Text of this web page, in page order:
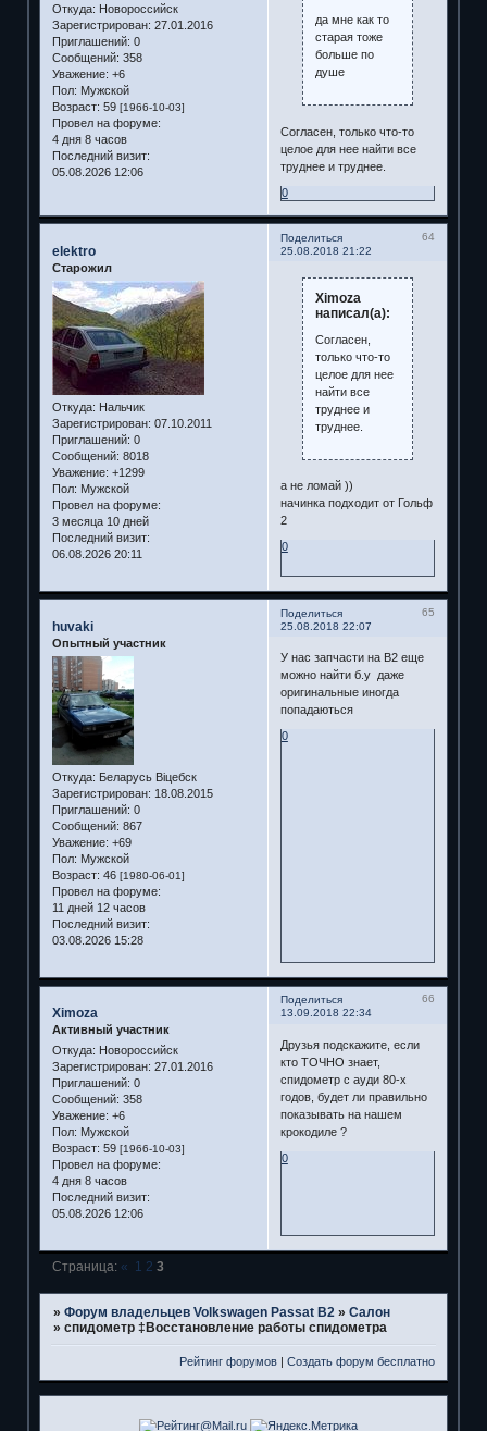
Откуда: Новороссийск
Зарегистрирован: 27.01.2016
Приглашений: 0
Сообщений: 358
Уважение: +6
Пол: Мужской
Возраст: 59 [1966-10-03]
Провел на форуме:
4 дня 8 часов
Последний визит:
05.08.2026 12:06
да мне как то
старая тоже
больше по
душе
Согласен, только что-то
целое для нее найти все
труднее и труднее.
0
Поделиться
64
25.08.2018 21:22
elektro
Старожил
Откуда: Нальчик
Зарегистрирован: 07.10.2011
Приглашений: 0
Сообщений: 8018
Уважение: +1299
Пол: Мужской
Провел на форуме:
3 месяца 10 дней
Последний визит:
06.08.2026 20:11
Ximoza
написал(а):
Согласен,
только что-то
целое для нее
найти все
труднее и
труднее.
а не ломай ))
начинка подходит от Гольф
2
0
Поделиться
65
25.08.2018 22:07
huvaki
Опытный участник
Откуда: Беларусь Віцебск
Зарегистрирован: 18.08.2015
Приглашений: 0
Сообщений: 867
Уважение: +69
Пол: Мужской
Возраст: 46 [1980-06-01]
Провел на форуме:
11 дней 12 часов
Последний визит:
03.08.2026 15:28
У нас запчасти на B2 еще
можно найти б.у даже
оригинальные иногда
попадаються
0
Поделиться
66
13.09.2018 22:34
Ximoza
Активный участник
Откуда: Новороссийск
Зарегистрирован: 27.01.2016
Приглашений: 0
Сообщений: 358
Уважение: +6
Пол: Мужской
Возраст: 59 [1966-10-03]
Провел на форуме:
4 дня 8 часов
Последний визит:
05.08.2026 12:06
Друзья подскажите, если
кто ТОЧНО знает,
спидометр с ауди 80-х
годов, будет ли правильно
показывать на нашем
крокодиле ?
0
Страница: « 1 2 3
» Форум владельцев Volkswagen Passat B2 » Салон
» спидометр ‡Восстановление работы спидометра
Рейтинг форумов |Создать форум бесплатно